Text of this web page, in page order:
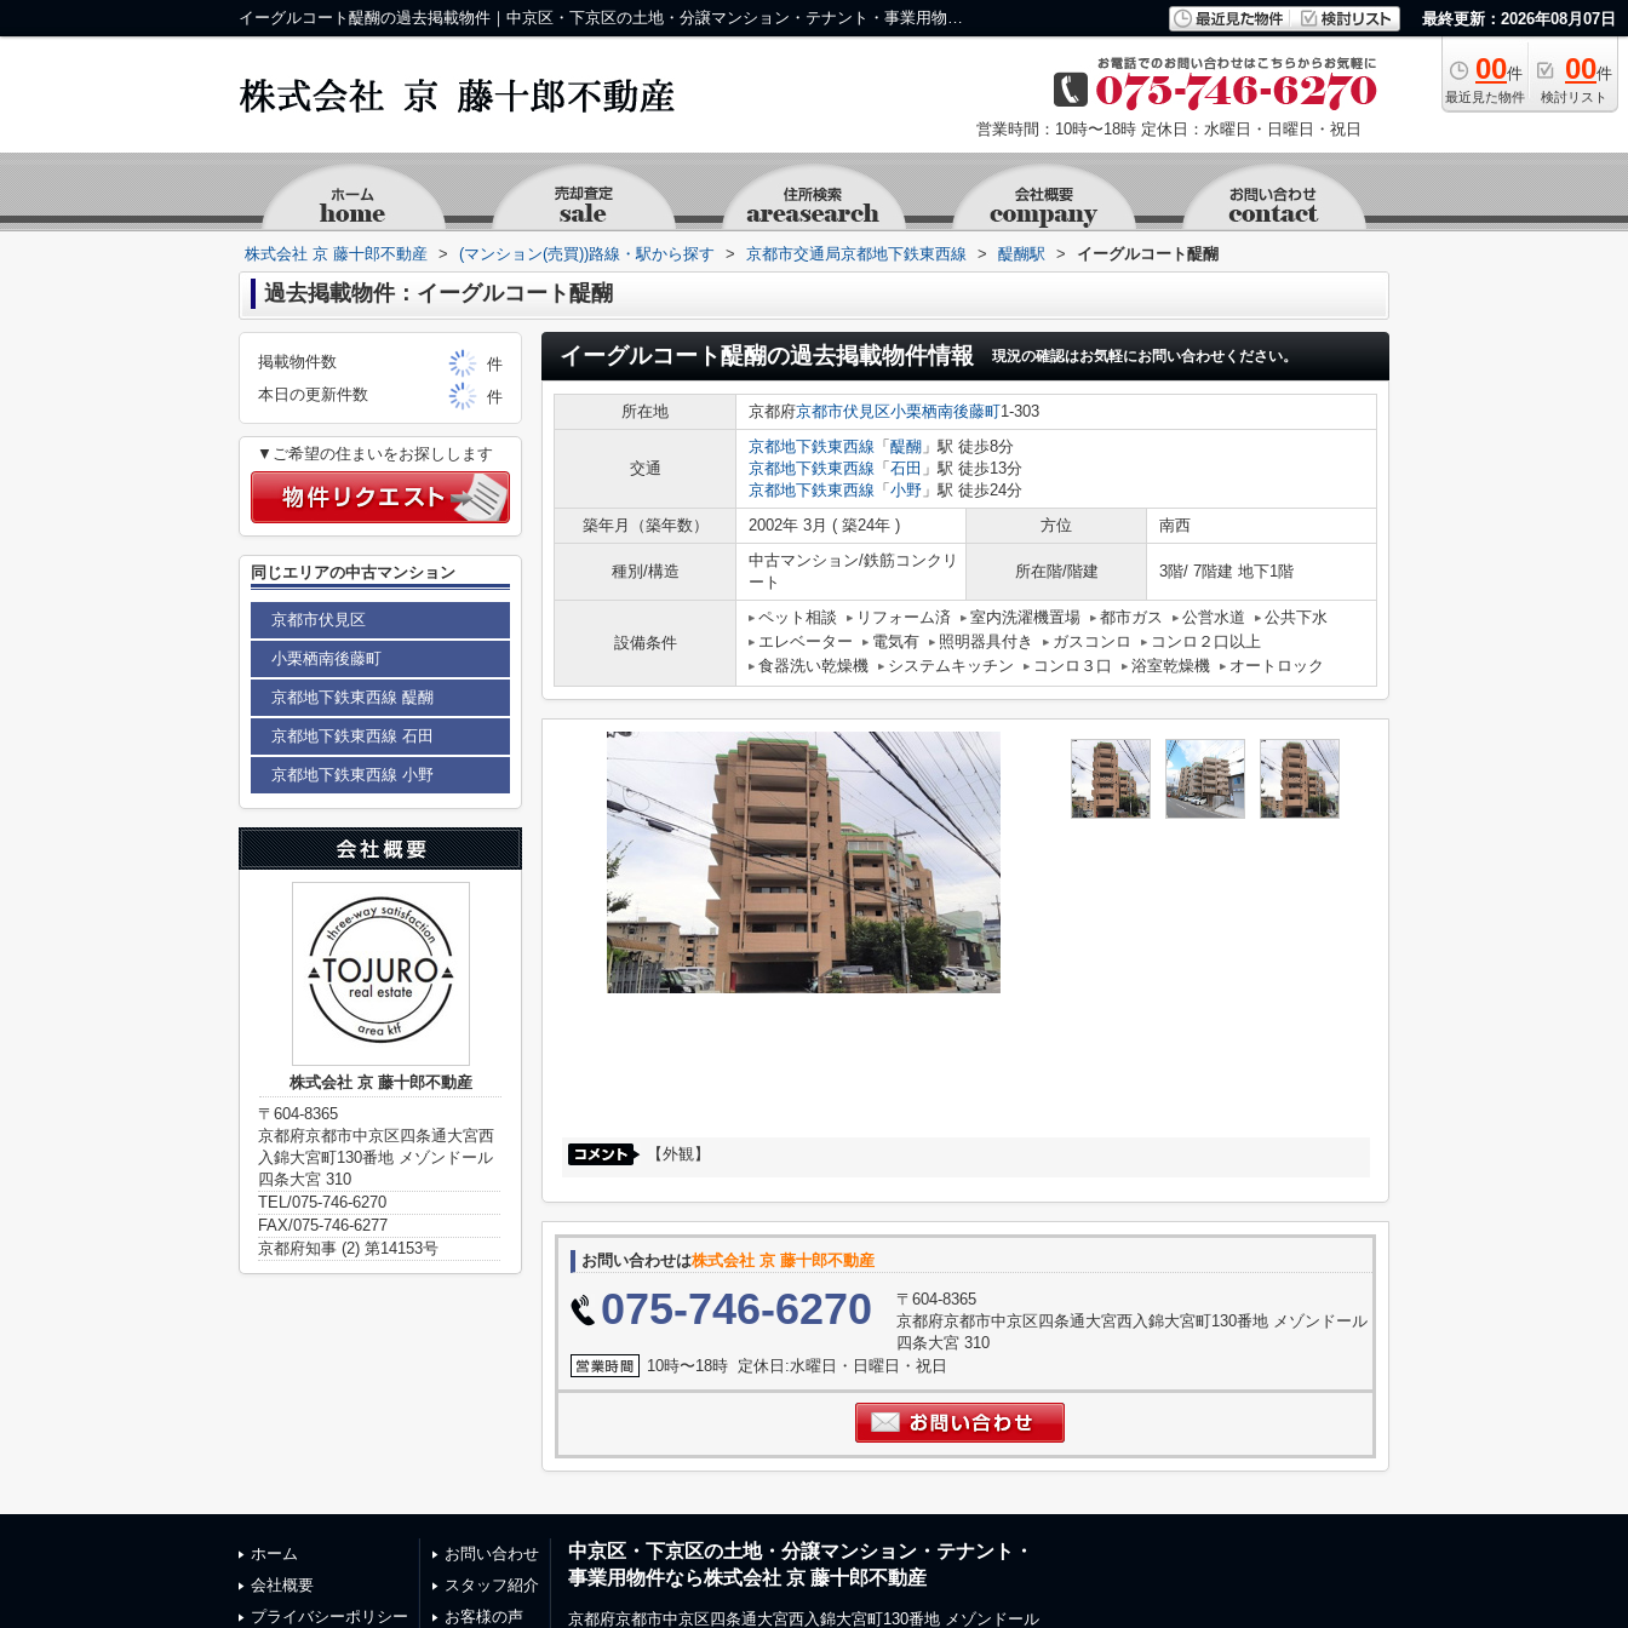
イーグルコート醍醐の過去掲載物件｜中京区・下京区の土地・分譲マンション・テナント・事業用物件なら株式会社 京 藤十郎不動産 最終更新：2026年08月07日
00件
最近見た物件
00件
検討リスト
営業時間：10時〜18時 定休日：水曜日・日曜日・祝日
株式会社 京 藤十郎不動産 > (マンション(売買))路線・駅から探す > 京都市交通局京都地下鉄東西線 > 醍醐駅 > イーグルコート醍醐
過去掲載物件：イーグルコート醍醐
イーグルコート醍醐の過去掲載物件情報 現況の確認はお気軽にお問い合わせください。
所在地 京都府京都市伏見区小栗栖南後藤町1-303
交通
京都地下鉄東西線 「 醍醐 」駅 徒歩8分
京都地下鉄東西線 「 石田 」駅 徒歩13分
京都地下鉄東西線 「 小野 」駅 徒歩24分
築年月（築年数）
2002年 3月 ( 築24年 ) 方位 南西
種別/構造
中古マンション/鉄筋コンクリ
ート
所在階/階建 3階/ 7階建 地下1階
設備条件
ペット相談 リフォーム済 室内洗濯機置場 都市ガス 公営水道
公共下水
エレベーター
電気有 照明器具付き ガスコンロ
コンロ２口以上
食器洗い乾燥機
システムキッチン コンロ３口 浴室乾燥機 オートロック
【外観】
お問い合わせは株式会社 京 藤十郎不動産
075-746-6270
〒604-8365
京都府京都市中京区四条通大宮西入錦大宮町130番地 メゾンドール
四条大宮 310
10時〜18時 定休日:水曜日・日曜日・祝日
掲載物件数
件
本日の更新件数
件
▼ご希望の住まいをお探しします
同じエリアの中古マンション
京都市伏見区
小栗栖南後藤町
京都地下鉄東西線 醍醐
京都地下鉄東西線 石田
京都地下鉄東西線 小野
株式会社 京 藤十郎不動産
〒604-8365
京都府京都市中京区四条通大宮西
入錦大宮町130番地 メゾンドール
四条大宮 310
TEL/075-746-6270
FAX/075-746-6277
京都府知事 (2) 第14153号
ホーム
会社概要
プライバシーポリシー
お問い合わせ
スタッフ紹介
お客様の声
中京区・下京区の土地・分譲マンション・テナント・
事業用物件なら株式会社 京 藤十郎不動産
京都府京都市中京区四条通大宮西入錦大宮町130番地 メゾンドール